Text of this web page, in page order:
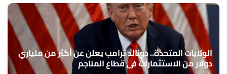
الولايات المتحدة.. دونالد ترامب يعلن عن أكثر من ملياري
دولار من الاستثمارات في قطاع المناجم